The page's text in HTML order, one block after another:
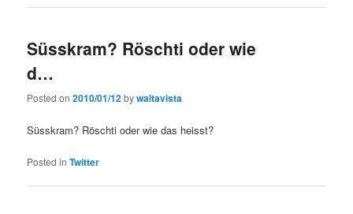
Süsskram? Röschti oder wie
d…
Posted on2010/01/12bywaltavista
Süsskram? Röschti oder wie das heisst?
Posted in Twitter